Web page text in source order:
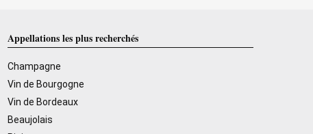
Appellations les plus recherchés
Champagne
Vin de Bourgogne
Vin de Bordeaux
Beaujolais